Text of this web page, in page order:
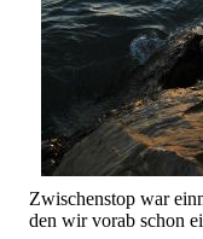
Zwischenstop war
den wir vorab schon